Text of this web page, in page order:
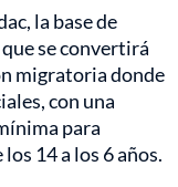
la base de
se convertirá
migratoria donde
con una
para
14 a los 6 años.